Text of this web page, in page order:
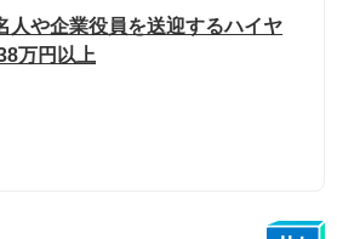
人や企業役員を送迎するハイヤ
万円以上